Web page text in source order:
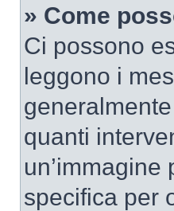
» Come
Ci possono
leggono i
quanti
specifica per